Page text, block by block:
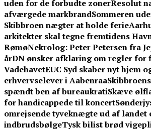
uden for de forbudte zonerResolut
afværgede markbrandSommeren
Skibbroen nægter at holde ferie
arkitekter skal tegne fremtidens
RømøNekrolog: Peter Petersen fra
årDN ønsker afklaring om regler for
VadehavetEUC Syd skaber nyt hjem
erhvervselever i Aabenraa
spændt ben af bureaukratiSkæve
for handicappede til koncert
omrejsende tyveknægte ud af
indbrudsbølgeTysk bilist brød